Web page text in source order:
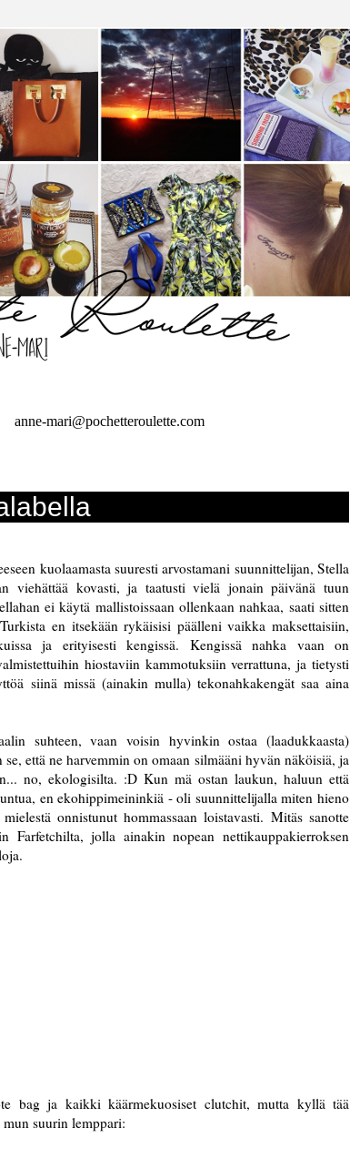
anne-mari@pochetteroulette.com
kuolaamasta suuresti arvostamani suunnittelijan, Stella
viehättää kovasti, ja taatusti vielä jonain päivänä tuun
ei käytä mallistoissaan ollenkaan nahkaa, saati sitten
en itsekään rykäisisi päälleni vaikka maksettaisiin,
ja erityisesti kengissä. Kengissä nahka vaan on
hiostaviin kammotuksiin verrattuna, ja tietysti
siinä missä (ainakin mulla) tekonahkakengät saa aina
suhteen, vaan voisin hyvinkin ostaa (laadukkaasta)
että ne harvemmin on omaan silmääni hyvän näköisiä, ja
no, ekologisilta. :D Kun mä ostan laukun, haluun että
en ekohippimeininkiä - oli suunnittelijalla miten hieno
onnistunut hommassaan loistavasti. Mitäs sanotte
Farfetchilta, jolla ainakin nopean nettikauppakierroksen
bag ja kaikki käärmekuosiset clutchit, mutta kyllä tää
mun suurin lemppari: